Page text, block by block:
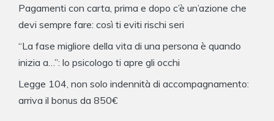
Pagamenti con carta, prima e dopo c’è un’azione che
devi sempre fare: così ti eviti rischi seri
“La fase migliore della vita di una persona è quando
inizia a…”: lo psicologo ti apre gli occhi
Legge 104, non solo indennità di accompagnamento:
arriva il bonus da 850€